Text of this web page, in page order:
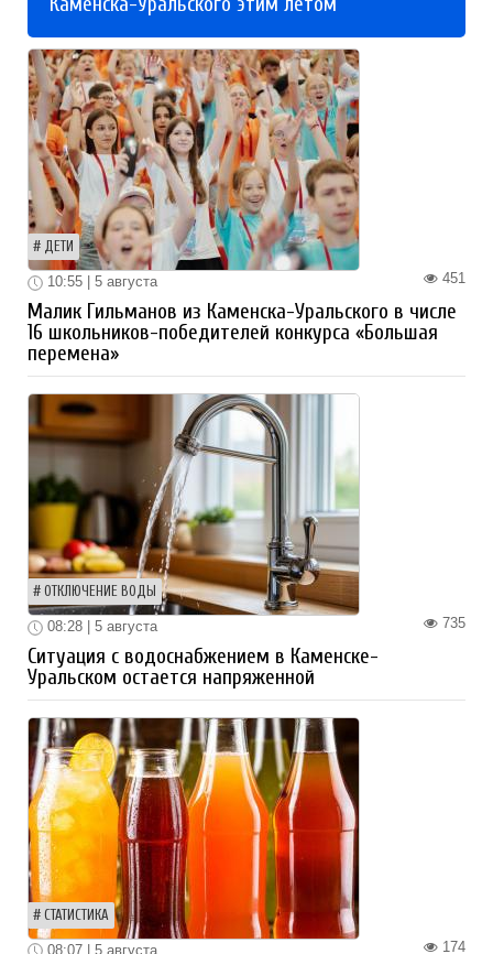
ДЕТИ
451
10:55 | 5 августа
Малик Гильманов из Каменска-Уральского в числе
16 школьников-победителей конкурса «Большая
перемена»
ОТКЛЮЧЕНИЕ ВОДЫ
735
08:28 | 5 августа
Ситуация с водоснабжением в Каменске-
Уральском остается напряженной
СТАТИСТИКА
174
08:07 | 5 августа